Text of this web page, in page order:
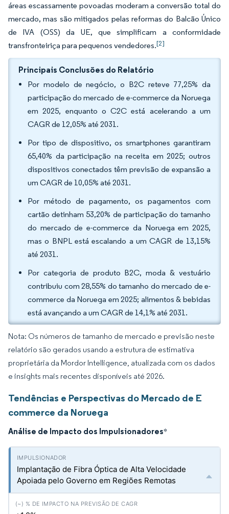
áreas escassamente povoadas moderam a conversão total do
mercado, mas são mitigados pelas reformas do Balcão Único
de IVA (OSS) da UE, que simplificam a conformidade
transfronteiriça para pequenos vendedores.[2]
Principais Conclusões do Relatório
Por modelo de negócio, o B2C reteve 77,25% da
participação do mercado de e-commerce da Noruega
em 2025, enquanto o C2C está acelerando a um
CAGR de 12,05% até 2031.
Por tipo de dispositivo, os smartphones garantiram
65,40% da participação na receita em 2025; outros
dispositivos conectados têm previsão de expansão a
um CAGR de 10,05% até 2031.
Por método de pagamento, os pagamentos com
cartão detinham 53,20% de participação do tamanho
do mercado de e-commerce da Noruega em 2025,
mas o BNPL está escalando a um CAGR de 13,15%
até 2031.
Por categoria de produto B2C, moda & vestuário
contribuiu com 28,55% do tamanho do mercado de e-
commerce da Noruega em 2025; alimentos & bebidas
está avançando a um CAGR de 14,1% até 2031.
Nota: Os números de tamanho de mercado e previsão neste
relatório são gerados usando a estrutura de estimativa
proprietária da Mordor Intelligence, atualizada com os dados
e insights mais recentes disponíveis até 2026.
Tendências e Perspectivas do Mercado de E
commerce da Noruega
Análise de Impacto dos Impulsionadores*
Implantação de Fibra Óptica de Alta Velocidade
Apoiada pelo Governo em Regiões Remotas